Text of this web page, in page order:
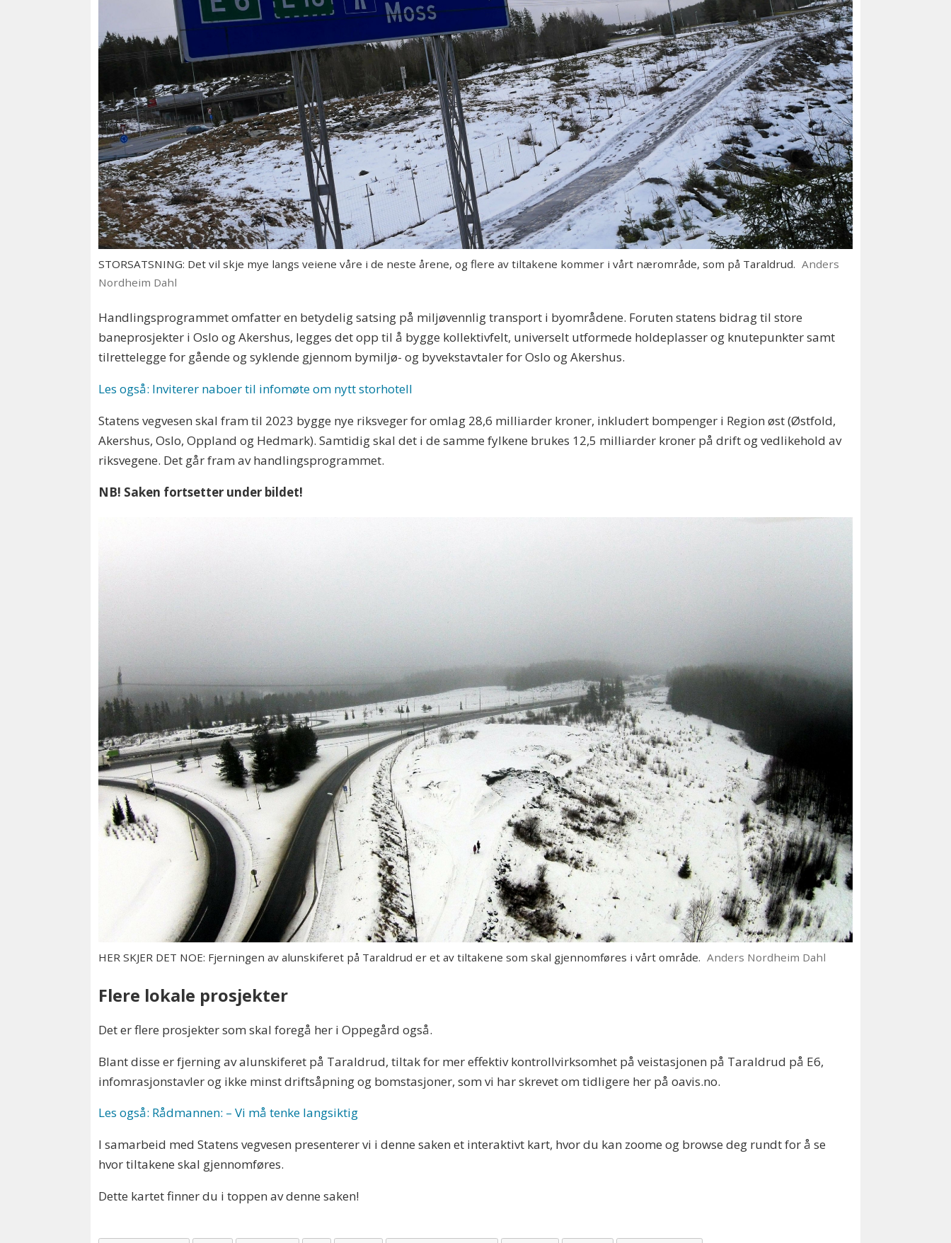
STORSATSNING: Det vil skje mye langs veiene våre i de neste årene, og flere av tiltakene kommer i vårt nærområde, som på Taraldrud. Anders
Nordheim Dahl
Handlingsprogrammet omfatter en betydelig satsing på miljøvennlig transport i byområdene. Foruten statens bidrag til store
baneprosjekter i Oslo og Akershus, legges det opp til å bygge kollektivfelt, universelt utformede holdeplasser og knutepunkter samt
tilrettelegge for gående og syklende gjennom bymiljø- og byvekstavtaler for Oslo og Akershus.
Les også: Inviterer naboer til infomøte om nytt storhotell
Statens vegvesen skal fram til 2023 bygge nye riksveger for omlag 28,6 milliarder kroner, inkludert bompenger i Region øst (Østfold,
Akershus, Oslo, Oppland og Hedmark). Samtidig skal det i de samme fylkene brukes 12,5 milliarder kroner på drift og vedlikehold av
riksvegene. Det går fram av handlingsprogrammet.
NB! Saken fortsetter under bildet!
HER SKJER DET NOE: Fjerningen av alunskiferet på Taraldrud er et av tiltakene som skal gjennomføres i vårt område. Anders Nordheim Dahl
Flere lokale prosjekter
Det er flere prosjekter som skal foregå her i Oppegård også.
Blant disse er fjerning av alunskiferet på Taraldrud, tiltak for mer effektiv kontrollvirksomhet på veistasjonen på Taraldrud på E6,
infomrasjonstavler og ikke minst driftsåpning og bomstasjoner, som vi har skrevet om tidligere her på oavis.no.
Les også: Rådmannen: – Vi må tenke langsiktig
I samarbeid med Statens vegvesen presenterer vi i denne saken et interaktivt kart, hvor du kan zoome og browse deg rundt for å se
hvor tiltakene skal gjennomføres.
Dette kartet finner du i toppen av denne saken!